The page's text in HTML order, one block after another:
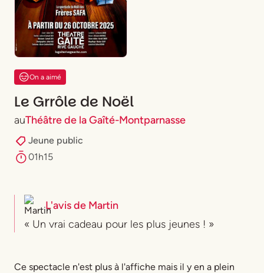
On a aimé
Le Grrôle de Noël
auThéâtre de la Gaîté-Montparnasse
Jeune public
01h15
L'avis de Martin
« Un vrai cadeau pour les plus jeunes ! »
Ce spectacle n'est plus à l'affiche mais il y en a plein